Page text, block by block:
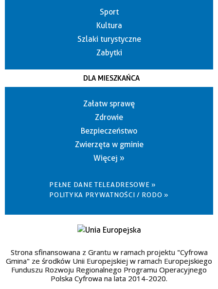
Sport
Kultura
Szlaki turystyczne
Zabytki
DLA MIESZKAŃCA
Załatw sprawę
Zdrowie
Bezpieczeństwo
Zwierzęta w gminie
Więcej »
PEŁNE DANE TELEADRESOWE »
POLITYKA PRYWATNOŚCI / RODO »
Strona sfinansowana z Grantu w ramach projektu "Cyfrowa
Gmina" ze środków Unii Europejskiej w ramach Europejskiego
Funduszu Rozwoju Regionalnego Programu Operacyjnego
Polska Cyfrowa na lata 2014-2020.